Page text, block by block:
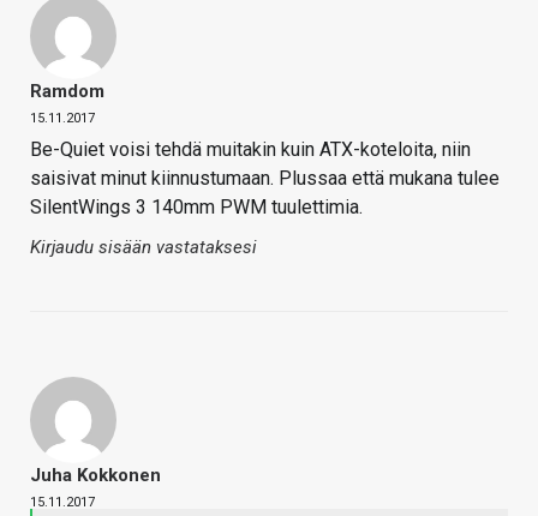
Ramdom
15.11.2017
Be-Quiet voisi tehdä muitakin kuin ATX-koteloita, niin
saisivat minut kiinnustumaan. Plussaa että mukana tulee
SilentWings 3 140mm PWM tuulettimia.
Kirjaudu sisään vastataksesi
Juha Kokkonen
15.11.2017